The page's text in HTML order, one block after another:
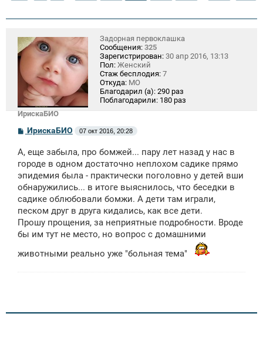
ИрискаБИО
Задорная первоклашка
Сообщения: 325
Зарегистрирован: 30 апр 2016, 13:13
Пол: Женский
Стаж бесплодия: 7
Откуда: МО
Благодарил (а): 290 раз
Поблагодарили: 180 раз
С
б
щ
е
н
и
ИрискаБИО 07 окт 2016, 20:28
А, еще забыла, про бомжей... пару лет назад у нас в
городе в одном достаточно неплохом садике прямо
эпидемия была - практически поголовно у детей вши
обнаружились... в итоге выяснилось, что беседки в
садике облюбовали бомжи. А дети там играли,
песком друг в друга кидались, как все дети.
Прошу прощения, за неприятные подробности. Вроде
бы им тут не место, но вопрос с домашними
животными реально уже "больная тема"